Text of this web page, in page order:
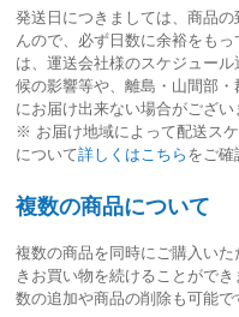
発送日につきましては、商品の
んので、必ず日数に余裕をも
は、運送会社様のスケジュー
候の影響等や、離島・山間部
にお届け出来ない場合がござい
※ お届け地域によって配送ス
について詳しくはこちら をご確
複数の商品について
複数の商品を同時にご購入い
きお買い物を続けることがで
数の追加や商品の削除も可能で